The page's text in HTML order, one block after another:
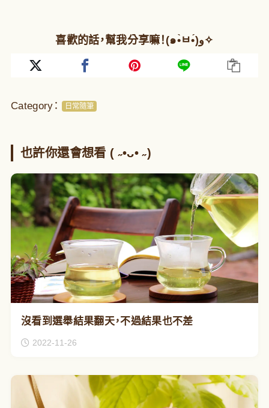
喜歡的話，幫我分享嘛！(๑•̀ㅂ•́)و✧
Category： 日常隨筆
也許你還會想看 ( ˶•ᴗ• ˶)
沒看到選舉結果翻天，不過結果也不差
2022-11-26